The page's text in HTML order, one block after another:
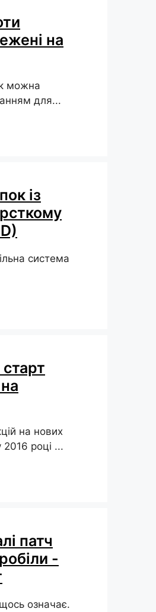
на
можна
для...
із
система
на нових
році ...
патч
-
означає.